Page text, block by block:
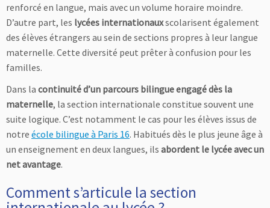
renforcé en langue, mais avec un volume horaire moindre.
D’autre part, les lycées internationauxscolarisent également
des élèves étrangers au sein de sections propres à leur langue
maternelle. Cette diversité peut prêter à confusion pour les
familles.
Dans la continuité d’un parcours bilingue engagé dès la
maternelle, la section internationale constitue souvent une
suite logique. C’est notamment le cas pour les élèves issus de
notre école bilingue à Paris 16. Habitués dès le plus jeune âge à
un enseignement en deux langues, ils abordent le lycée avec un
net avantage.
Comment s’articule la section